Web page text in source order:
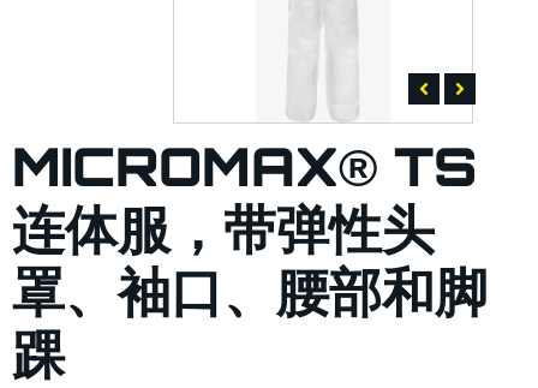
MICROMAX® TS
连体服，带弹性头
罩、袖口、腰部和脚
踝